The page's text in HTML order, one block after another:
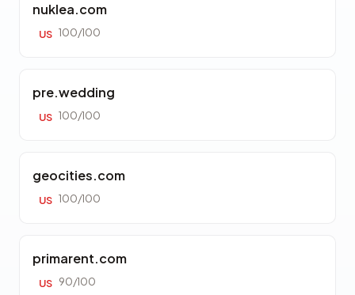
nuklea.com
US 100/100
pre.wedding
US 100/100
geocities.com
US 100/100
primarent.com
US 90/100